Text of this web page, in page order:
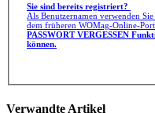
Sie sind bereits registriert?
Als Benutzernamen verwenden
dem früheren WOMag-Online-
PASSWORT VERGESSEN
können.
Verwandte Artikel